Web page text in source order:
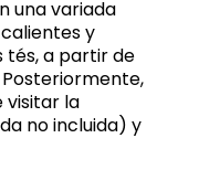
una variada
y
tés, a partir de
Posteriormente,
visitar la
no incluida) y